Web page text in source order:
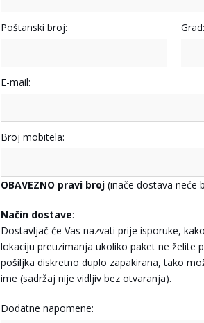
Poštanski broj: Grad:
E-mail:
Broj mobitela:
OBAVEZNO pravi broj (inače dostava neće
Način dostave:
Dostavljač će Vas nazvati prije isporuke,
lokaciju preuzimanja ukoliko paket ne želite
pošiljka diskretno duplo zapakirana, tako
ime (sadržaj nije vidljiv bez otvaranja).
Dodatne napomene: